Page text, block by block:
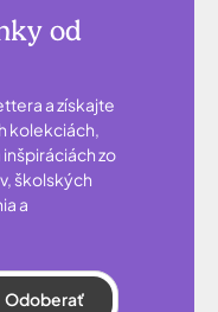
od
a získajte
kolekciách,
zo
školských
a
Odoberať